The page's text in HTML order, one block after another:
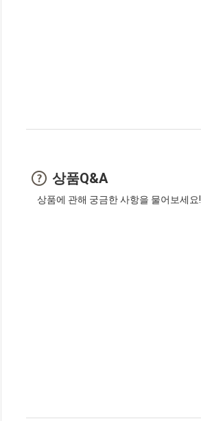
상품Q&A
상품에 관해 궁금한 사항을 물어보세요!